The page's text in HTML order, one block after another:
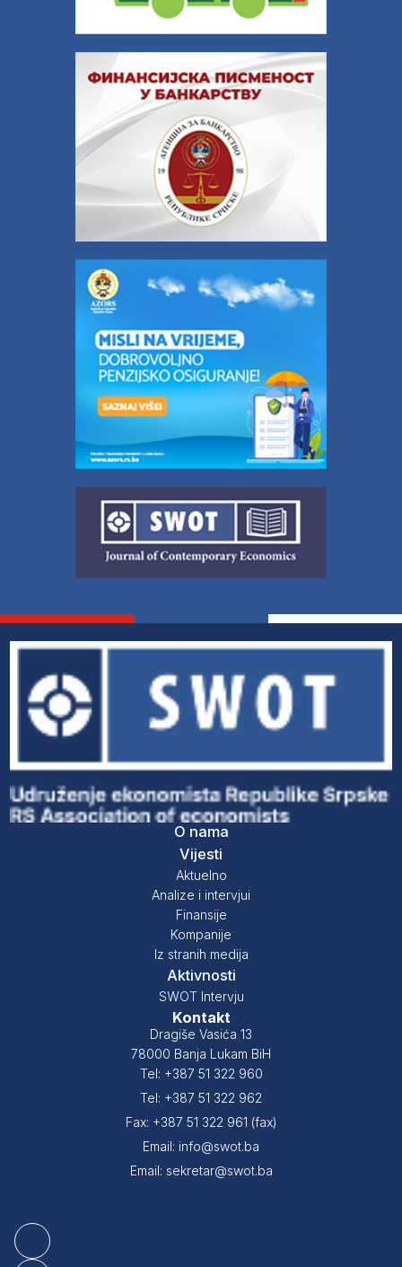
O nama
Vijesti
Aktuelno
Analize i intervjui
Finansije
Kompanije
Iz stranih medija
Aktivnosti
SWOT Intervju
Kontakt
Dragiše Vasića 13
78000 Banja Lukam BiH
Tel: +387 51 322 960
Tel: +387 51 322 962
Fax: +387 51 322 961 (fax)
Email: info@swot.ba
Email: sekretar@swot.ba